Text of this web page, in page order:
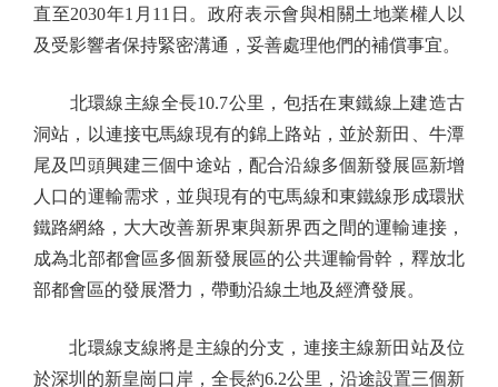
直至2030年1月11日。政府表示會與相關土地業權人以
及受影響者保持緊密溝通，妥善處理他們的補償事宜。
北環線主線全長10.7公里，包括在東鐵線上建造古
洞站，以連接屯馬線現有的錦上路站，並於新田、牛潭
尾及凹頭興建三個中途站，配合沿線多個新發展區新增
人口的運輸需求，並與現有的屯馬線和東鐵線形成環狀
鐵路網絡，大大改善新界東與新界西之間的運輸連接，
成為北部都會區多個新發展區的公共運輸骨幹，釋放北
部都會區的發展潛力，帶動沿線土地及經濟發展。
北環線支線將是主線的分支，連接主線新田站及位
於深圳的新皇崗口岸，全長約6.2公里，沿途設置三個新